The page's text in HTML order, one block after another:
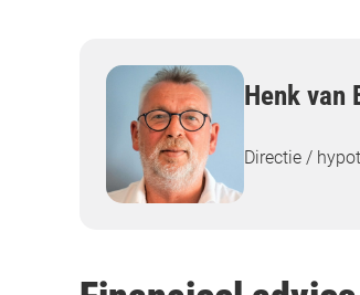
Henk van
Directie /